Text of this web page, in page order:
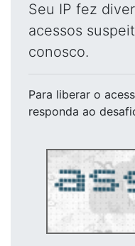
Seu IP fez
acessos
conosco.
Para liberar o
responda ao